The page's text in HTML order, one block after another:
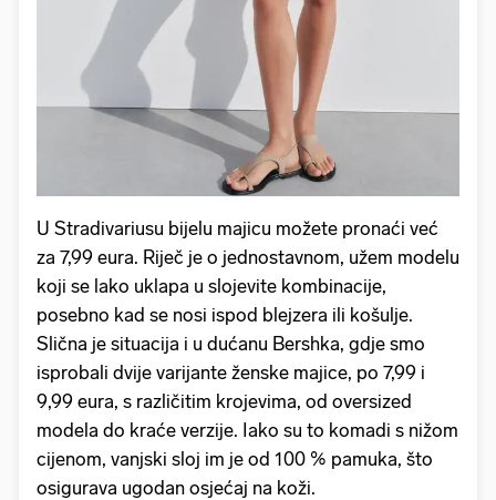
U Stradivariusu bijelu majicu možete pronaći već
za 7,99 eura. Riječ je o jednostavnom, užem modelu
koji se lako uklapa u slojevite kombinacije,
posebno kad se nosi ispod blejzera ili košulje.
Slična je situacija i u dućanu Bershka, gdje smo
isprobali dvije varijante ženske majice, po 7,99 i
9,99 eura, s različitim krojevima, od oversized
modela do kraće verzije. Iako su to komadi s nižom
cijenom, vanjski sloj im je od 100 % pamuka, što
osigurava ugodan osjećaj na koži.